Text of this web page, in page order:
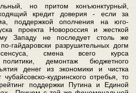
но притом конъюнктурный,
кредит доверия - если за
поддержкой ополчения на юго-
проекта Новороссия и жесткой
Западу не последует столь же
гайдаровски разрушительных догм
смена всего курса
политики, демонтаж бюджетного
денег из экономики и чистка
кудринского отребья, то
поддержки Путина и Единой